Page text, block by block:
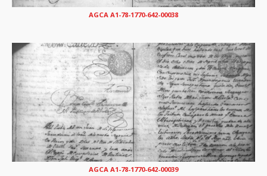
AGCA A1-78-1770-642-00038
AGCA A1-78-1770-642-00039